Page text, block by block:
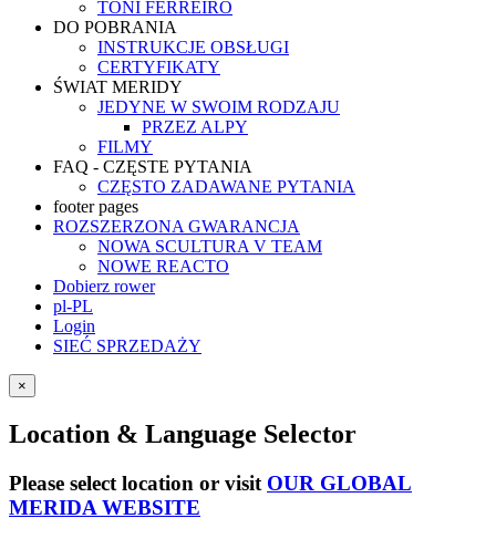
TONI FERREIRO
DO POBRANIA
INSTRUKCJE OBSŁUGI
CERTYFIKATY
ŚWIAT MERIDY
JEDYNE W SWOIM RODZAJU
PRZEZ ALPY
FILMY
FAQ - CZĘSTE PYTANIA
CZĘSTO ZADAWANE PYTANIA
footer pages
ROZSZERZONA GWARANCJA
NOWA SCULTURA V TEAM
NOWE REACTO
Dobierz rower
pl-PL
Login
SIEĆ SPRZEDAŻY
×
Location & Language Selector
Please select location or visit OUR GLOBAL
MERIDA WEBSITE